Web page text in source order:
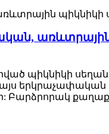
պիկնիկի
երկրաչափական